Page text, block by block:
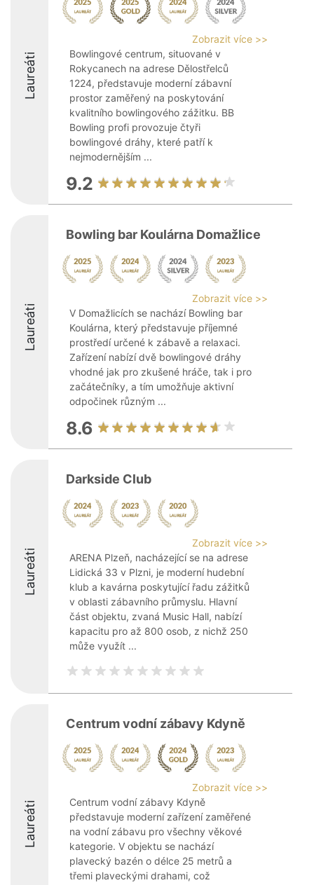
Laureáti
Zobrazit více >>
Bowlingové centrum, situované v
Rokycanech na adrese Dělostřelců
1224, představuje moderní zábavní
prostor zaměřený na poskytování
kvalitního bowlingového zážitku. BB
Bowling profi provozuje čtyři
bowlingové dráhy, které patří k
nejmodernějším ...
9.2
Laureáti
Bowling bar Koulárna Domažlice
Zobrazit více >>
V Domažlicích se nachází Bowling bar
Koulárna, který představuje příjemné
prostředí určené k zábavě a relaxaci.
Zařízení nabízí dvě bowlingové dráhy
vhodné jak pro zkušené hráče, tak i pro
začátečníky, a tím umožňuje aktivní
odpočinek různým ...
8.6
Laureáti
Darkside Club
Zobrazit více >>
ARENA Plzeň, nacházející se na adrese
Lidická 33 v Plzni, je moderní hudební
klub a kavárna poskytující řadu zážitků
v oblasti zábavního průmyslu. Hlavní
část objektu, zvaná Music Hall, nabízí
kapacitu pro až 800 osob, z nichž 250
může využít ...
Laureáti
Centrum vodní zábavy Kdyně
Zobrazit více >>
Centrum vodní zábavy Kdyně
představuje moderní zařízení zaměřené
na vodní zábavu pro všechny věkové
kategorie. V objektu se nachází
plavecký bazén o délce 25 metrů a
třemi plaveckými drahami, což